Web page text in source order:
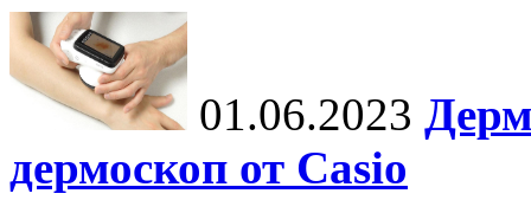
01.06.2023
дермоскоп от Casio